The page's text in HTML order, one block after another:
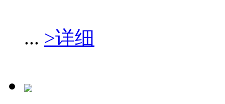
... >详细